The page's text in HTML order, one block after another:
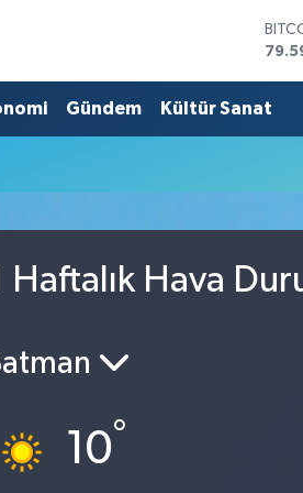
EURO
Gündem Kültür Sanat
Haftalık Hava
10°